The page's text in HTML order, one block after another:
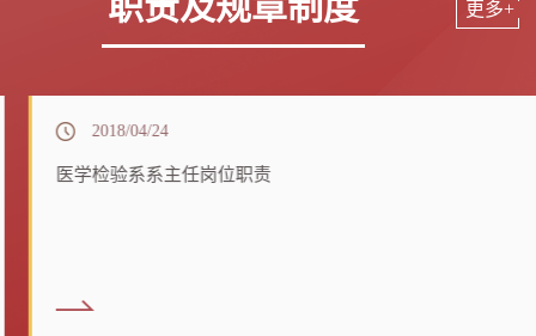
更多+
2018/04/24
医学检验系系主任岗位职责